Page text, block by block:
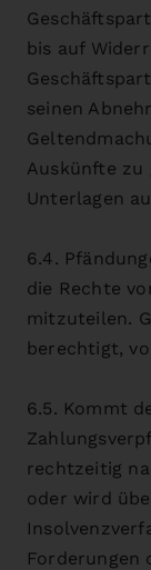
bis auf
seinen
Auskünfte zu
Unterlagen
6.4.
die Rechte
mitzuteilen.
berechtigt,
6.5. Kommt
rechtzeitig
oder wird
Forderungen